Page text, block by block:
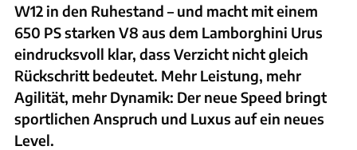
W12 in den Ruhestand – und macht mit einem
650 PS starken V8 aus dem Lamborghini Urus
eindrucksvoll klar, dass Verzicht nicht gleich
Rückschritt bedeutet. Mehr Leistung, mehr
Agilität, mehr Dynamik: Der neue Speed bringt
sportlichen Anspruch und Luxus auf ein neues
Level.